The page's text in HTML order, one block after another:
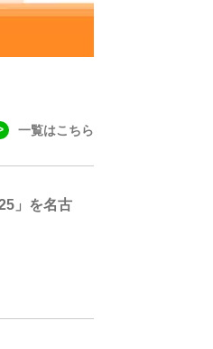
一覧はこちら
」を名古